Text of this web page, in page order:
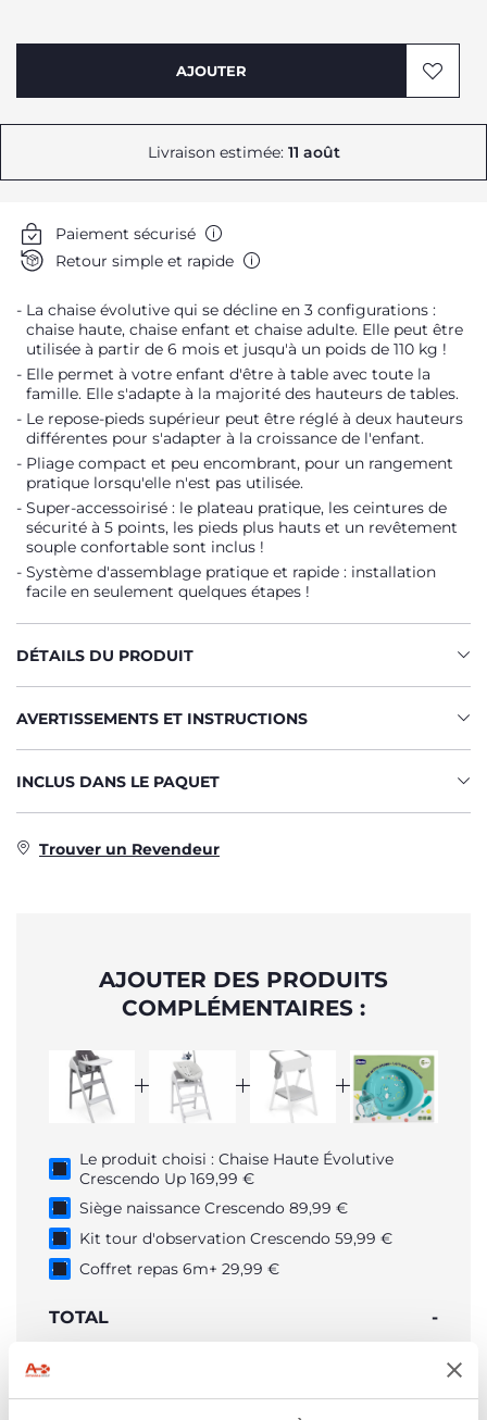
AJOUTER
Livraison estimée: 11 août
Paiement sécurisé
Retour simple et rapide
La chaise évolutive qui se décline en 3 configurations :
chaise haute, chaise enfant et chaise adulte. Elle peut être
utilisée à partir de 6 mois et jusqu'à un poids de 110 kg !
Elle permet à votre enfant d'être à table avec toute la
famille. Elle s'adapte à la majorité des hauteurs de tables.
Le repose-pieds supérieur peut être réglé à deux hauteurs
différentes pour s'adapter à la croissance de l'enfant.
Pliage compact et peu encombrant, pour un rangement
pratique lorsqu'elle n'est pas utilisée.
Super-accessoirisé : le plateau pratique, les ceintures de
sécurité à 5 points, les pieds plus hauts et un revêtement
souple confortable sont inclus !
Système d'assemblage pratique et rapide : installation
facile en seulement quelques étapes !
DÉTAILS DU PRODUIT
AVERTISSEMENTS ET INSTRUCTIONS
INCLUS DANS LE PAQUET
Trouver un Revendeur
AJOUTER DES PRODUITS
COMPLÉMENTAIRES :
Le produit choisi : Chaise Haute Évolutive
Crescendo Up 169,99 €
Siège naissance Crescendo 89,99 €
Kit tour d'observation Crescendo 59,99 €
Coffret repas 6m+ 29,99 €
TOTAL -